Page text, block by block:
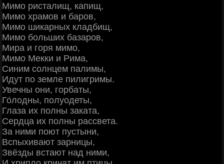
Мимо ристалищ, капищ,
Мимо храмов и баров,
Мимо шикарных кладбищ,
Мимо больших базаров,
Мира и горя мимо,
Мимо Мекки и Рима,
Синим солнцем палимы,
Идут по земле пилигримы.
Увечны они, горбаты,
Го́лодны, полуодеты,
Глаза их полны заката,
Сердца их полны рассвета.
За ними поют пустыни,
Вспыхивают зарницы,
Звёзды встают над ними,